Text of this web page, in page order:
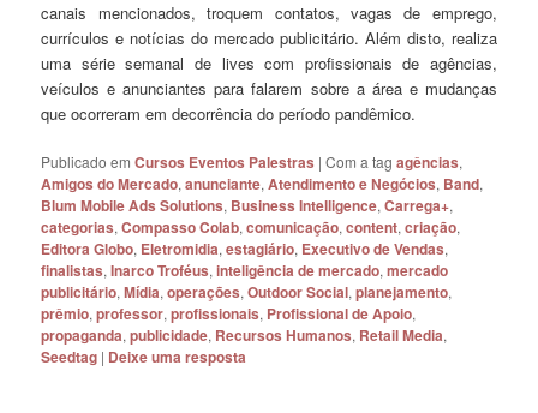
canais mencionados, troquem contatos, vagas de emprego,
currículos e notícias do mercado publicitário. Além disto, realiza
uma série semanal de lives com profissionais de agências,
veículos e anunciantes para falarem sobre a área e mudanças
que ocorreram em decorrência do período pandêmico.
Publicado em Cursos Eventos Palestras |Com a tagagências,
Amigos do Mercado,anunciante,Atendimento e Negócios, Band,
Blum Mobile Ads Solutions, Business Intelligence,Carrega+,
categorias,Compasso Colab,comunicação,content,criação,
Editora Globo, Eletromidia,estagiário, Executivo de Vendas,
finalistas,Inarco Troféus,inteligência de mercado,mercado
publicitário,Mídia,operações,Outdoor Social,planejamento,
prêmio,professor,profissionais, Profissional de Apoio,
propaganda,publicidade, Recursos Humanos, Retail Media,
Seedtag | Deixe uma resposta